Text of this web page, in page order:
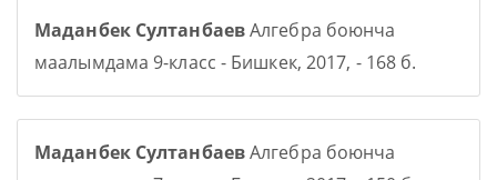
Маданбек СултанбаевАлгебра боюнча
маалымдама 9-класс - Бишкек, 2017, - 168 б.
Маданбек СултанбаевАлгебра боюнча